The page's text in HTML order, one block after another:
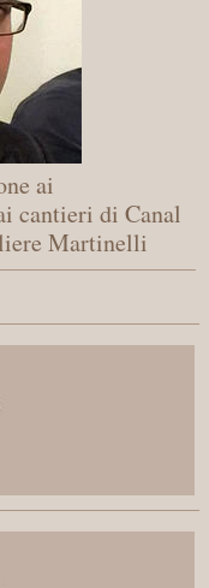
ai
cantieri di Canal
Martinelli